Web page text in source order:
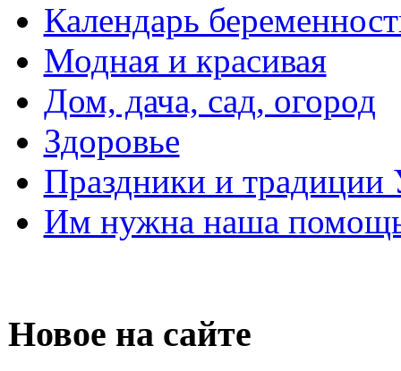
Календарь
Модная и красивая
Дом, дача, сад, огород
Здоровье
Праздники и традиции
Им нужна наша
Новое на сайте